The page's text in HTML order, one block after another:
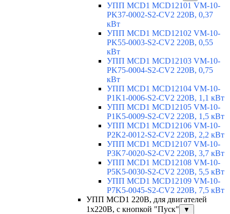
УПП MCD1 MCD12101 VM-10-
PK37-0002-S2-CV2 220В, 0,37
кВт
УПП MCD1 MCD12102 VM-10-
PK55-0003-S2-CV2 220В, 0,55
кВт
УПП MCD1 MCD12103 VM-10-
PK75-0004-S2-CV2 220В, 0,75
кВт
УПП MCD1 MCD12104 VM-10-
P1K1-0006-S2-CV2 220В, 1,1 кВт
УПП MCD1 MCD12105 VM-10-
P1K5-0009-S2-CV2 220В, 1,5 кВт
УПП MCD1 MCD12106 VM-10-
P2K2-0012-S2-CV2 220В, 2,2 кВт
УПП MCD1 MCD12107 VM-10-
P3K7-0020-S2-CV2 220В, 3,7 кВт
УПП MCD1 MCD12108 VM-10-
P5K5-0030-S2-CV2 220В, 5,5 кВт
УПП MCD1 MCD12109 VM-10-
P7K5-0045-S2-CV2 220В, 7,5 кВт
УПП MCD1 220В, для двигателей
1х220В, с кнопкой "Пуск"
▼